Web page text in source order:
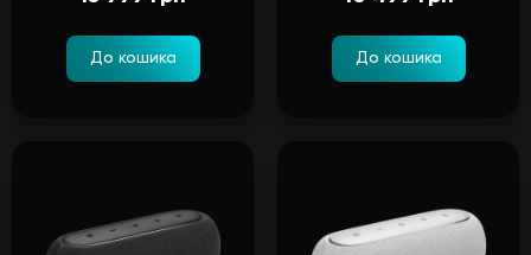
До кошика До кошика